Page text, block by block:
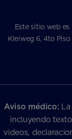
Este sitio web
Kleiweg 6, 4to Piso
Aviso médico:La
incluyendo
videos,